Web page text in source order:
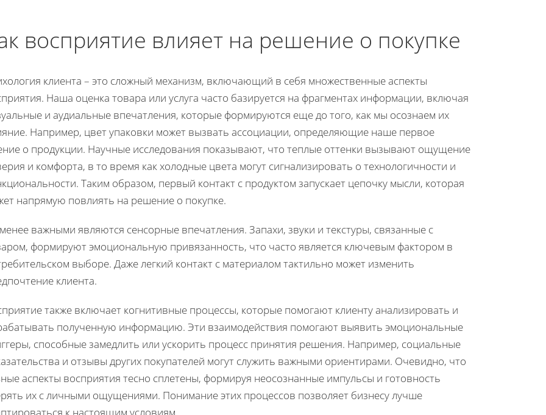
восприятие влияет на решение о покупке
клиента – это сложный механизм, включающий в себя множественные аспекты
Наша оценка товара или услуга часто базируется на фрагментах информации, включая
и аудиальные впечатления, которые формируются еще до того, как мы осознаем их
Например, цвет упаковки может вызвать ассоциации, определяющие наше первое
о продукции. Научные исследования показывают, что теплые оттенки вызывают ощущение
и комфорта, в то время как холодные цвета могут сигнализировать о технологичности и
Таким образом, первый контакт с продуктом запускает цепочку мысли, которая
напрямую повлиять на решение о покупке.
важными являются сенсорные впечатления. Запахи, звуки и текстуры, связанные с
формируют эмоциональную привязанность, что часто является ключевым фактором в
выборе. Даже легкий контакт с материалом тактильно может изменить
клиента.
также включает когнитивные процессы, которые помогают клиенту анализировать и
полученную информацию. Эти взаимодействия помогают выявить эмоциональные
способные замедлить или ускорить процесс принятия решения. Например, социальные
и отзывы других покупателей могут служить важными ориентирами. Очевидно, что
аспекты восприятия тесно сплетены, формируя неосознанные импульсы и готовность
их с личными ощущениями. Понимание этих процессов позволяет бизнесу лучше
к настоящим условиям.